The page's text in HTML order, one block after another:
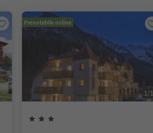
Prenotabile online
1/